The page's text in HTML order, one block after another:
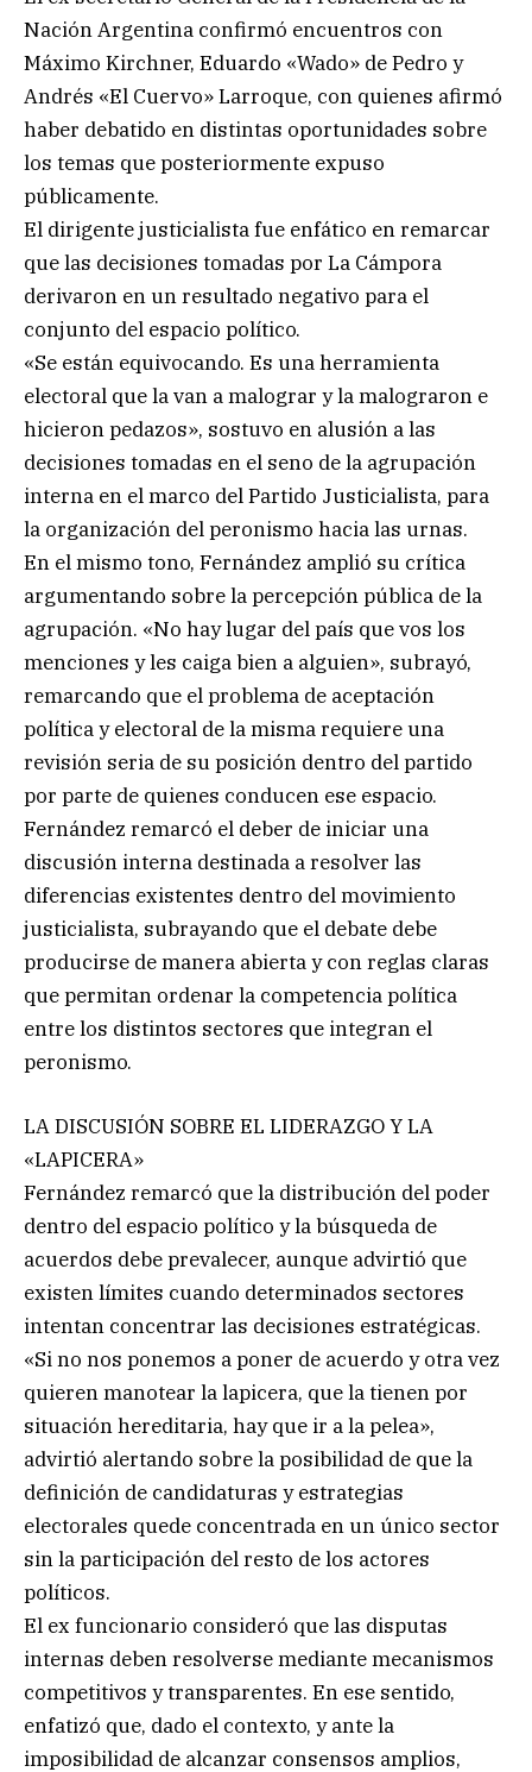
Nación Argentina confirmó encuentros con
Máximo Kirchner, Eduardo «Wado» de Pedro y
Andrés «El Cuervo» Larroque, con quienes afirmó
haber debatido en distintas oportunidades sobre
los temas que posteriormente expuso
públicamente.
El dirigente justicialista fue enfático en remarcar
que las decisiones tomadas por La Cámpora
derivaron en un resultado negativo para el
conjunto del espacio político.
«Se están equivocando. Es una herramienta
electoral que la van a malograr y la malograron e
hicieron pedazos», sostuvo en alusión a las
decisiones tomadas en el seno de la agrupación
interna en el marco del Partido Justicialista, para
la organización del peronismo hacia las urnas.
En el mismo tono, Fernández amplió su crítica
argumentando sobre la percepción pública de la
agrupación. «No hay lugar del país que vos los
menciones y les caiga bien a alguien», subrayó,
remarcando que el problema de aceptación
política y electoral de la misma requiere una
revisión seria de su posición dentro del partido
por parte de quienes conducen ese espacio.
Fernández remarcó el deber de iniciar una
discusión interna destinada a resolver las
diferencias existentes dentro del movimiento
justicialista, subrayando que el debate debe
producirse de manera abierta y con reglas claras
que permitan ordenar la competencia política
entre los distintos sectores que integran el
peronismo.
LA DISCUSIÓN SOBRE EL LIDERAZGO Y LA
«LAPICERA»
Fernández remarcó que la distribución del poder
dentro del espacio político y la búsqueda de
acuerdos debe prevalecer, aunque advirtió que
existen límites cuando determinados sectores
intentan concentrar las decisiones estratégicas.
«Si no nos ponemos a poner de acuerdo y otra vez
quieren manotear la lapicera, que la tienen por
situación hereditaria, hay que ir a la pelea»,
advirtió alertando sobre la posibilidad de que la
definición de candidaturas y estrategias
electorales quede concentrada en un único sector
sin la participación del resto de los actores
políticos.
El ex funcionario consideró que las disputas
internas deben resolverse mediante mecanismos
competitivos y transparentes. En ese sentido,
enfatizó que, dado el contexto, y ante la
imposibilidad de alcanzar consensos amplios,